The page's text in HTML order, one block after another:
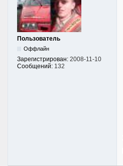
Пользователь
Оффлайн
Зарегистрирован: 2008-11-10
Сообщений: 132